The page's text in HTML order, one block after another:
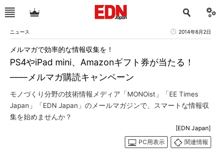
ニュース 2014年6月2日
PS4やiPad mini、Amazonギフト券が当たる！
――メルマガ購読キャンペーン
メルマガで効率的な情報収集を！
モノづくり分野の技術情報メディア「MONOist」「EE Times
Japan」「EDN Japan」のメールマガジンで、スマートな情報収
集を始めませんか？
[EDN Japan]
PC用表示
関連情報